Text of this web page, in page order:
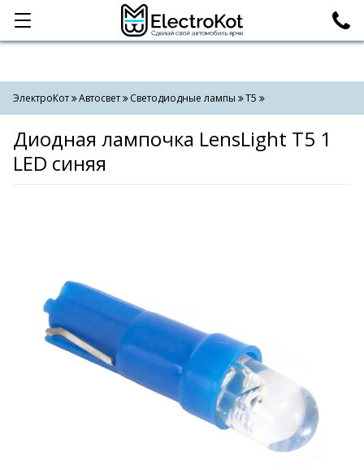
Категории Поиск
ЭлектроКот Автосвет Светодиодные лампы T5
Диодная лампочка LensLight Т5 1
LED синяя